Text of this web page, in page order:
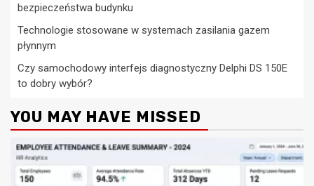
bezpieczeństwa budynku
Technologie stosowane w systemach zasilania gazem
płynnym
Czy samochodowy interfejs diagnostyczny Delphi DS 150E
to dobry wybór?
YOU MAY HAVE MISSED